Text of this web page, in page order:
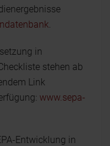
in
stehen ab
Link
www.sepa-
Entwicklung in